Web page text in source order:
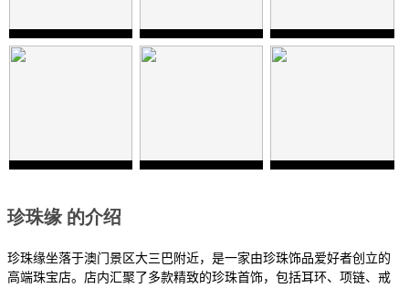
珍珠缘 的介绍
珍珠缘坐落于澳门景区大三巴附近，是一家由珍珠饰品爱好者创立的
高端珠宝店。店内汇聚了多款精致的珍珠首饰，包括耳环、项链、戒